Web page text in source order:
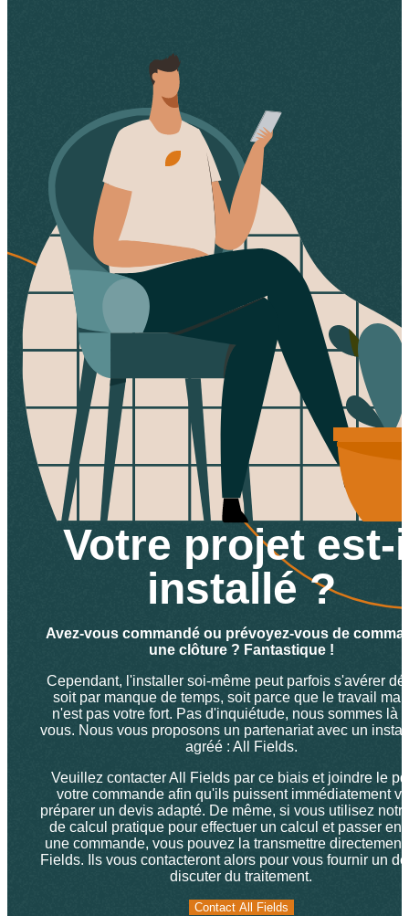
Votre projet est-
installé ?
Avez-vous commandé ou prévoyez-vous de
une clôture ? Fantastique !
Cependant, l'installer soi-même peut parfois s'avérer
soit par manque de temps, soit parce que le travail
n'est pas votre fort. Pas d'inquiétude, nous sommes là
vous. Nous vous proposons un partenariat avec un
agréé : All Fields.
Veuillez contacter All Fields par ce biais et joindre le
votre commande afin qu'ils puissent immédiatement
préparer un devis adapté. De même, si vous utilisez
de calcul pratique pour effectuer un calcul et passer
une commande, vous pouvez la transmettre directement
Fields. Ils vous contacteront alors pour vous fournir un
discuter du traitement.
Contact All Fields
Contact All Fields